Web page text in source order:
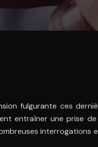
fulgurante ces
entraîner une prise